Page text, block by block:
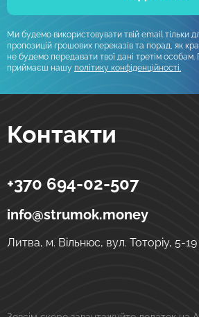
Ми будемо використовувати твій email тільки
пропозицій грошових переказів та порад, як
не будемо передавати твої дані третім
приймаєш нашу політику конфіденційності.
Контакти
Strumok
Грошові перекази в Україну
вул. Тоторіу, 5-19
+370 694-02-507
info@strumok.money
Литва, м. Вільнюс, вул. Тоторіу, 5-19